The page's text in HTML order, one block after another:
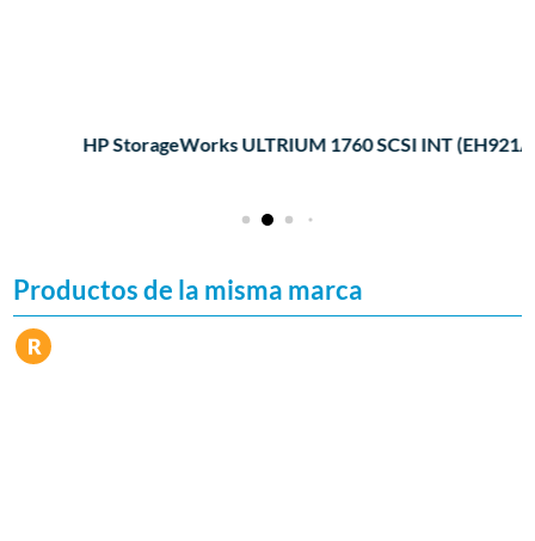
HP StorageWorks ULTRIUM 1760 SCSI INT (EH921A)
Productos de la misma marca